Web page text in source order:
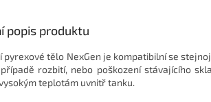
popis produktu
pyrexové tělo NexGen je kompatibilní se
rozbití, nebo poškození stávajícího
teplotám uvnitř tanku.